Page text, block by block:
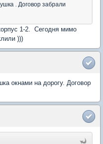
. Договор забрали
1-2. Сегодня мимо
)))
окнами на дорогу. Договор